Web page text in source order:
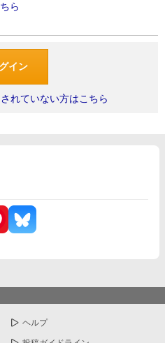
ら
れていない方はこちら
ヘルプ